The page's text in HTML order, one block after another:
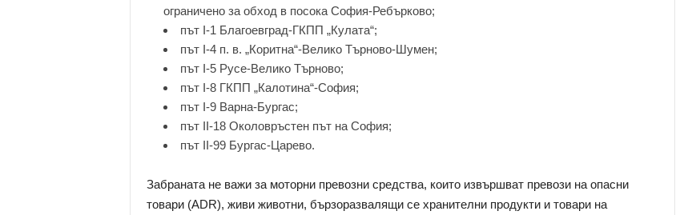
ограничено за обход в посока София-Ребърково;
път I-1 Благоевград-ГКПП „Кулата“;
път I-4 п. в. „Коритна“-Велико Търново-Шумен;
път I-5 Русе-Велико Търново;
път I-8 ГКПП „Калотина“-София;
път I-9 Варна-Бургас;
път II-18 Околовръстен път на София;
път II-99 Бургас-Царево.
Забраната не важи за моторни превозни средства, които извършват превози на опасни
товари (ADR), живи животни, бързоразвалящи се хранителни продукти и товари на